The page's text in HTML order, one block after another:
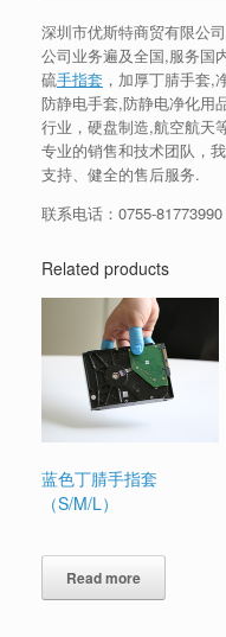
深圳市优斯特商贸有限公
公司业务遍及全国,服务国
硫手指套 ，加厚丁腈手套
防静电手套,防静电净化用
行业，硬盘制造,航空航天
专业的销售和技术团队，
支持、健全的售后服务.
联系电话： 0755-81773990
Related products
蓝色丁腈手指套
（S/M/L）
Read more